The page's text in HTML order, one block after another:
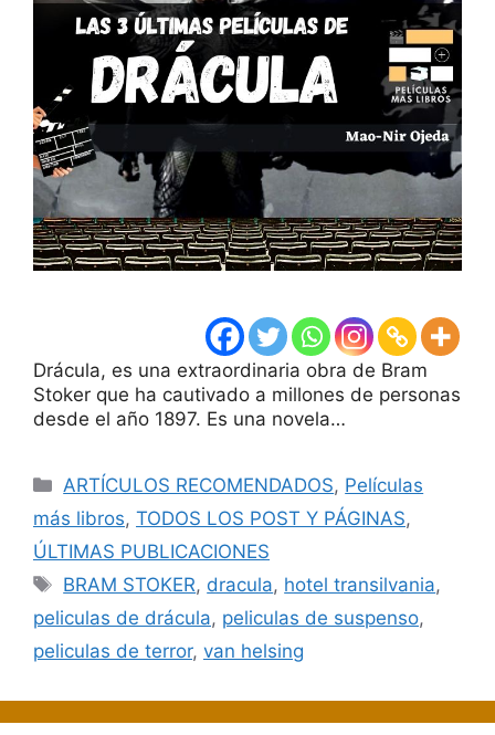
Drácula, es una extraordinaria obra de Bram
Stoker que ha cautivado a millones de personas
desde el año 1897. Es una novela…
Categorías
ARTÍCULOS RECOMENDADOS, Películas
más libros, TODOS LOS POST Y PÁGINAS,
ÚLTIMAS PUBLICACIONES
Etiquetas
BRAM STOKER, dracula, hotel transilvania,
peliculas de drácula, peliculas de suspenso,
peliculas de terror, van helsing